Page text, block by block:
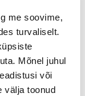
me soovime,
turvaliselt.
Mõnel juhul
või
välja toonud